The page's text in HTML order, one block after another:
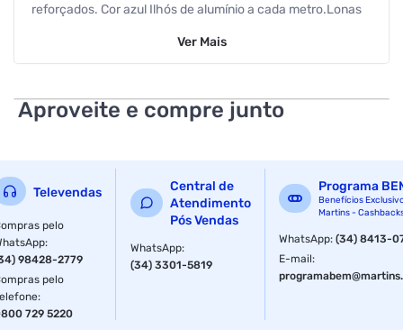
reforçados. Cor azul Ilhós de alumínio a cada metro.Lonas
Ver Mais
Aproveite e compre junto
Televendas
pelo
:
98428-2779
pelo
:
729 5220
Central de
Atendimento
Pós Vendas
WhatsApp:
(34) 3301-5819
Programa
Benefícios
Martins -
WhatsApp:(34) 8413-
E-mail: